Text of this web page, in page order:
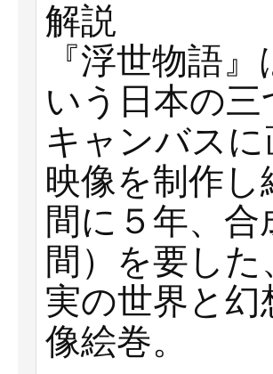
解説
『浮世物語
いう日本の
キャンバス
映像を制作
間に５年、
間）を要し
実の世界と
像絵巻。